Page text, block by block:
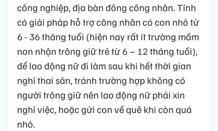
công nghiệp, địa bàn đông công nhân. Tỉnh
có giải pháp hỗ trợ công nhân có con nhỏ từ
6 - 36 tháng tuổi (hiện nay rất ít trường mầm
non nhận trông giữ trẻ từ 6 – 12 tháng tuổi),
để lao động nữ đi làm sau khi hết thời gian
nghỉ thai sản, tránh trường hợp không có
người trông giữ nên lao động nữ phải xin
nghỉ việc, hoặc gửi con về quê khi còn quá
nhỏ.